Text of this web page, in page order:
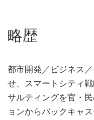
略歴
都市開発／ビジネス
せ、スマートシティ
サルティングを官・
ョンからバックキャ